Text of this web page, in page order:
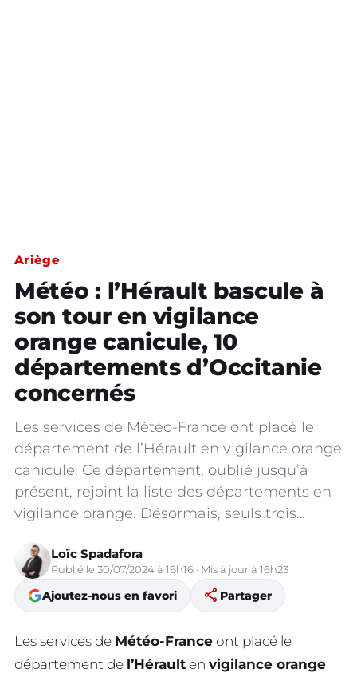
Ariège
Météo : l’Hérault bascule à
son tour en vigilance
orange canicule, 10
départements d’Occitanie
concernés
Les services de Météo-France ont placé le
département de l’Hérault en vigilance orange
canicule. Ce département, oublié jusqu’à
présent, rejoint la liste des départements en
vigilance orange. Désormais, seuls trois…
Loïc Spadafora
Publié le 30/07/2024 à 16h16 · Mis à jour à 16h23
Ajoutez-nous en favori share Partager
Les services de Météo-France ont placé le
département de l’Hérault en vigilance orange